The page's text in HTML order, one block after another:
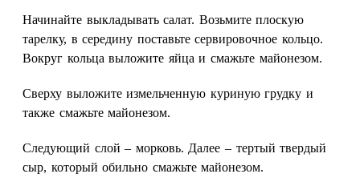
Начинайте выкладывать салат. Возьмите плоскую
тарелку, в середину поставьте сервировочное кольцо.
Вокруг кольца выложите яйца и смажьте майонезом.
Сверху выложите измельченную куриную грудку и
также смажьте майонезом.
Следующий слой – морковь. Далее – тертый твердый
сыр, который обильно смажьте майонезом.